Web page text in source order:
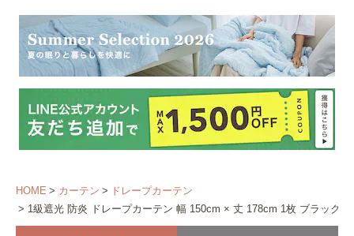
HOME カーテン
ドレープカーテン
1級遮光 防炎 ドレープカーテン 幅 150cm × 丈 178cm 1枚 ブラック